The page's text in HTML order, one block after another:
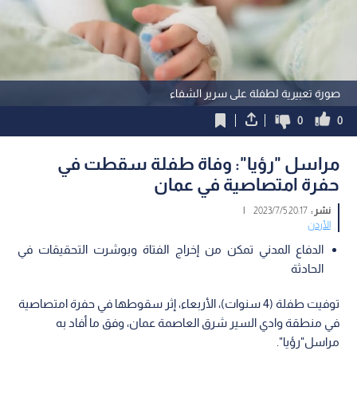
صورة تعبيرية لطفلة على سرير الشفاء
0
0
مراسل "رؤيا": وفاة طفلة سقطت في
حفرة امتصاصية في عمان
نشر :20:17 2023/7/5
|
الأردن
الدفاع المدني تمكن من إخراج الفتاة وبوشرت التحقيقات في
الحادثة
توفيت طفلة (4 سنوات)، الأربعاء، إثر سقوطها في حفرة امتصاصية
في منطقة وادي السير شرق العاصمة عمان، وفق ما أفاد به
مراسل"رؤيا".